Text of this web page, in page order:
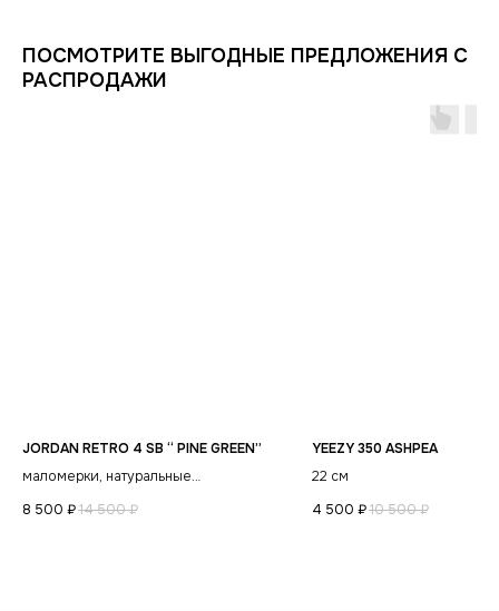
ПОСМОТРИТЕ ВЫГОДНЫЕ ПРЕДЛОЖЕНИЯ С
РАСПРОДАЖИ
JORDAN RETRO 4 SB “ PINE GREEN”
маломерки, натуральные
8 500 ₽14 500₽
YEEZY 350 ASHPEA
22 см
4 500 ₽10 500₽
КЛИЕНТАМ
Оплата и доставка Условия возврата
Распродажа